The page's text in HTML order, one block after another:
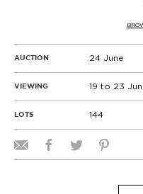
AUCTION 24 June
VIEWING 19 to 23
LOTS 144